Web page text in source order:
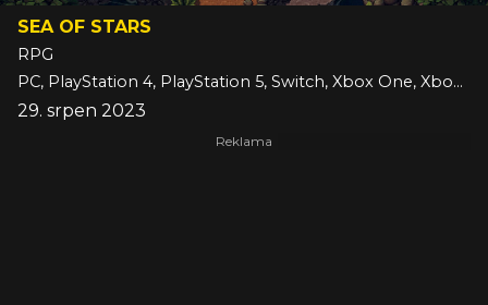
SEA OF STARS
RPG
PC, PlayStation 4, PlayStation 5, Switch, Xbox One, Xbox Series
29. srpen 2023